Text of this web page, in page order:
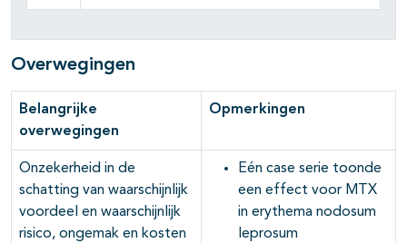
Overwegingen
Belangrijke
overwegingen
Opmerkingen
Onzekerheid in de
schatting van waarschijnlijk
voordeel en waarschijnlijk
risico, ongemak en kosten
Eén case serie toonde
een effect voor MTX
in erythema nodosum
leprosum